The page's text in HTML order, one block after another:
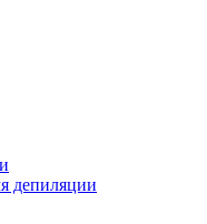
депиляции